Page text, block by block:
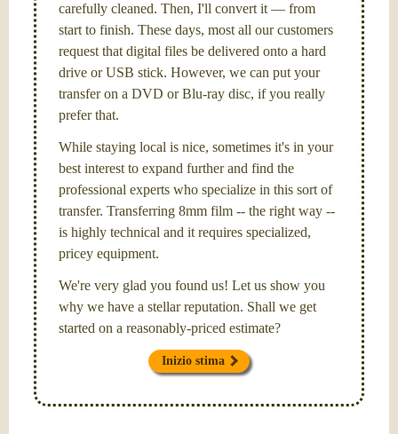
carefully cleaned. Then, I'll convert it — from
start to finish. These days, most all our customers
request that digital files be delivered onto a hard
drive or USB stick. However, we can put your
transfer on a DVD or Blu-ray disc, if you really
prefer that.
While staying local is nice, sometimes it's in your
best interest to expand further and find the
professional experts who specialize in this sort of
transfer. Transferring 8mm film -- the right way --
is highly technical and it requires specialized,
pricey equipment.
We're very glad you found us! Let us show you
why we have a stellar reputation. Shall we get
started on a reasonably-priced estimate?
Inizio stima